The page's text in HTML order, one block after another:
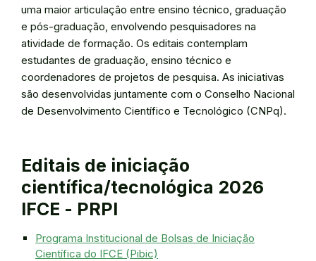
uma maior articulação entre ensino técnico, graduação
e pós-graduação, envolvendo pesquisadores na
atividade de formação. Os editais contemplam
estudantes de graduação, ensino técnico e
coordenadores de projetos de pesquisa. As iniciativas
são desenvolvidas juntamente com o Conselho Nacional
de Desenvolvimento Científico e Tecnológico (CNPq).
Editais de iniciação
científica/tecnológica 2026
IFCE - PRPI
Programa Institucional de Bolsas de Iniciação
Científica do IFCE (Pibic)